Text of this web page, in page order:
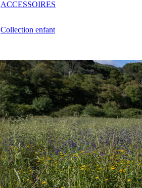
ACCESSOIRES
Collection enfant